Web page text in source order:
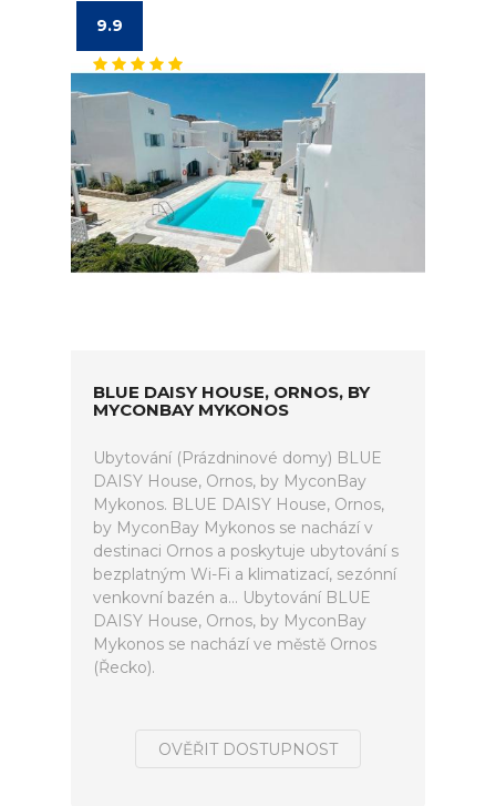
9.9
BLUE DAISY HOUSE, ORNOS, BY
MYCONBAY MYKONOS
Ubytování (Prázdninové domy) BLUE
DAISY House, Ornos, by MyconBay
Mykonos. BLUE DAISY House, Ornos,
by MyconBay Mykonos se nachází v
destinaci Ornos a poskytuje ubytování s
bezplatným Wi-Fi a klimatizací, sezónní
venkovní bazén a... Ubytování BLUE
DAISY House, Ornos, by MyconBay
Mykonos se nachází ve městě Ornos
(Řecko).
OVĚŘIT DOSTUPNOST